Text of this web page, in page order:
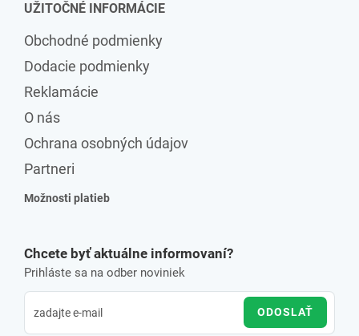
UŽITOČNÉ INFORMÁCIE
Obchodné podmienky
Dodacie podmienky
Reklamácie
O nás
Ochrana osobných údajov
Partneri
Možnosti platieb
Chcete byť aktuálne informovaní?
Prihláste sa na odber noviniek
ODOSLAŤ